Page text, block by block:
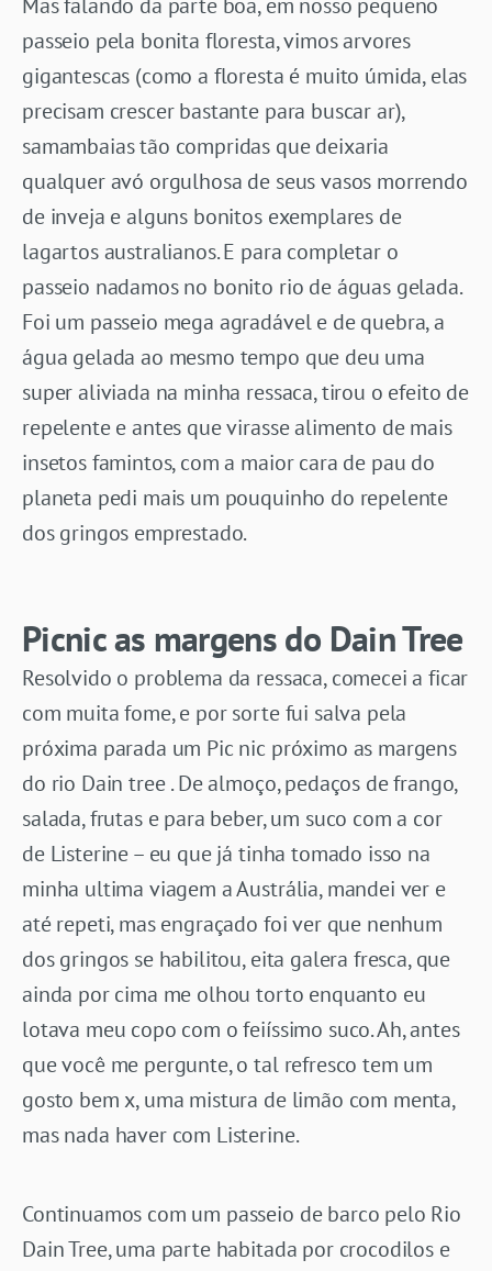
passeio pela bonita floresta, vimos arvores
gigantescas (como a floresta é muito úmida, elas
precisam crescer bastante para buscar ar),
samambaias tão compridas que deixaria
qualquer avó orgulhosa de seus vasos morrendo
de inveja e alguns bonitos exemplares de
lagartos australianos. E para completar o
passeio nadamos no bonito rio de águas gelada.
Foi um passeio mega agradável e de quebra, a
água gelada ao mesmo tempo que deu uma
super aliviada na minha ressaca, tirou o efeito de
repelente e antes que virasse alimento de mais
insetos famintos, com a maior cara de pau do
planeta pedi mais um pouquinho do repelente
dos gringos emprestado.
Picnic as margens do Dain Tree
Resolvido o problema da ressaca, comecei a ficar
com muita fome, e por sorte fui salva pela
próxima parada um Pic nic próximo as margens
do rio Dain tree . De almoço, pedaços de frango,
salada, frutas e para beber, um suco com a cor
de Listerine – eu que já tinha tomado isso na
minha ultima viagem a Austrália, mandei ver e
até repeti, mas engraçado foi ver que nenhum
dos gringos se habilitou, eita galera fresca, que
ainda por cima me olhou torto enquanto eu
lotava meu copo com o feiíssimo suco. Ah, antes
que você me pergunte, o tal refresco tem um
gosto bem x, uma mistura de limão com menta,
mas nada haver com Listerine.
Continuamos com um passeio de barco pelo Rio
Dain Tree, uma parte habitada por crocodilos e